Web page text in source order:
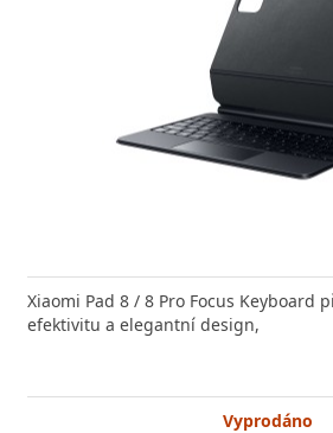
Xiaomi Pad 8 / 8 Pro Focus Keyboard
efektivitu a elegantní design,
Vyprodáno